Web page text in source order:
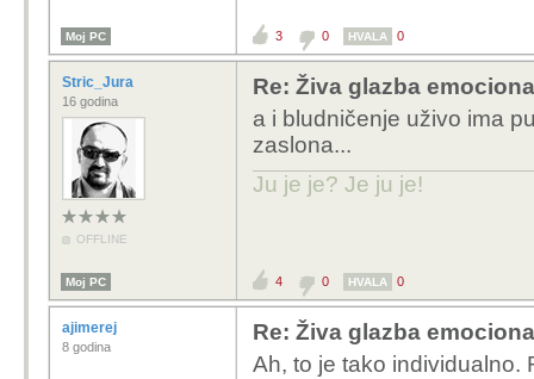
Moj PC 3 0 HVALA 0
Stric_Jura
16 godina
OFFLINE
Re: Živa glazba
a i bludničenje uživo ima
zaslona...
Ju je je? Je ju je!
Moj PC 4 0 HVALA 0
ajimerej
8 godina
Re: Živa glazba
Ah, to je tako individualno.